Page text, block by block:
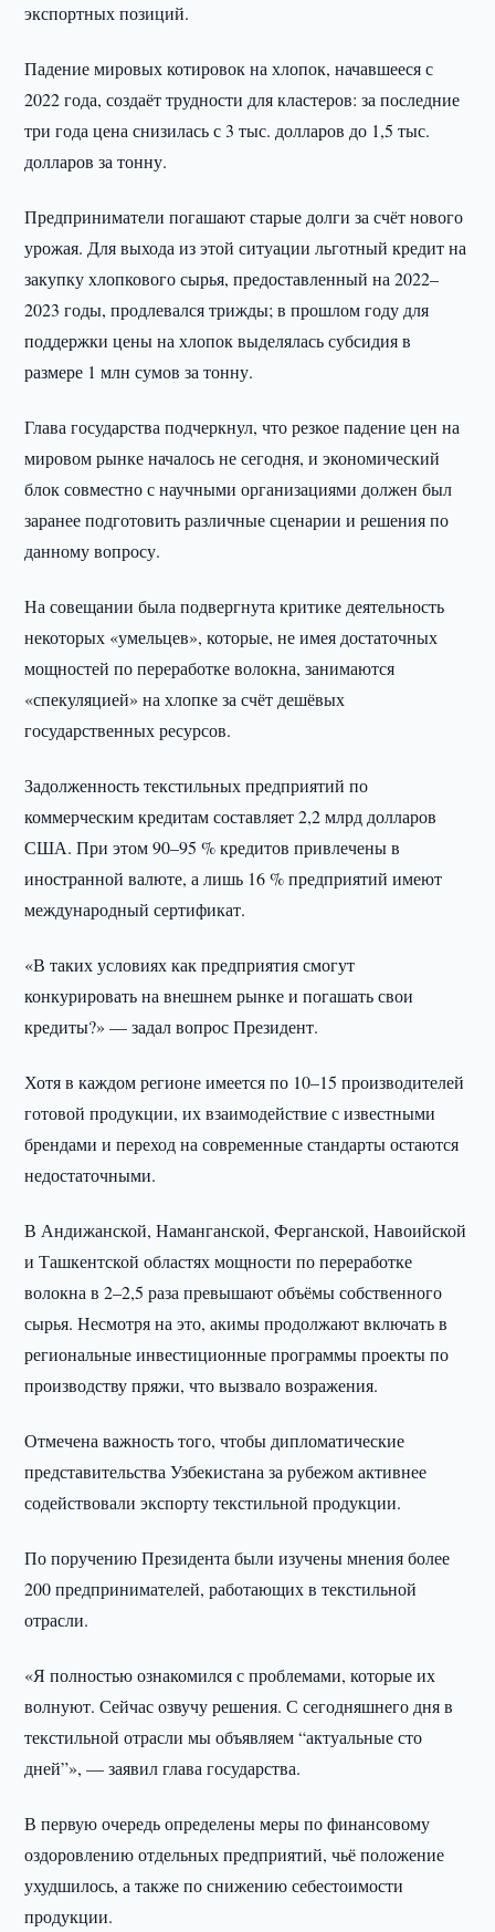
экспортных позиций.
Падение мировых котировок на хлопок, начавшееся с
2022 года, создаёт трудности для кластеров: за последние
три года цена снизилась с 3 тыс. долларов до 1,5 тыс.
долларов за тонну.
Предприниматели погашают старые долги за счёт нового
урожая. Для выхода из этой ситуации льготный кредит на
закупку хлопкового сырья, предоставленный на 2022–
2023 годы, продлевался трижды; в прошлом году для
поддержки цены на хлопок выделялась субсидия в
размере 1 млн сумов за тонну.
Глава государства подчеркнул, что резкое падение цен на
мировом рынке началось не сегодня, и экономический
блок совместно с научными организациями должен был
заранее подготовить различные сценарии и решения по
данному вопросу.
На совещании была подвергнута критике деятельность
некоторых «умельцев», которые, не имея достаточных
мощностей по переработке волокна, занимаются
«спекуляцией» на хлопке за счёт дешёвых
государственных ресурсов.
Задолженность текстильных предприятий по
коммерческим кредитам составляет 2,2 млрд долларов
США. При этом 90–95 % кредитов привлечены в
иностранной валюте, а лишь 16 % предприятий имеют
международный сертификат.
«В таких условиях как предприятия смогут
конкурировать на внешнем рынке и погашать свои
кредиты?» — задал вопрос Президент.
Хотя в каждом регионе имеется по 10–15 производителей
готовой продукции, их взаимодействие с известными
брендами и переход на современные стандарты остаются
недостаточными.
В Андижанской, Наманганской, Ферганской, Навоийской
и Ташкентской областях мощности по переработке
волокна в 2–2,5 раза превышают объёмы собственного
сырья. Несмотря на это, акимы продолжают включать в
региональные инвестиционные программы проекты по
производству пряжи, что вызвало возражения.
Отмечена важность того, чтобы дипломатические
представительства Узбекистана за рубежом активнее
содействовали экспорту текстильной продукции.
По поручению Президента были изучены мнения более
200 предпринимателей, работающих в текстильной
отрасли.
«Я полностью ознакомился с проблемами, которые их
волнуют. Сейчас озвучу решения. С сегодняшнего дня в
текстильной отрасли мы объявляем “актуальные сто
дней”», — заявил глава государства.
В первую очередь определены меры по финансовому
оздоровлению отдельных предприятий, чьё положение
ухудшилось, а также по снижению себестоимости
продукции.